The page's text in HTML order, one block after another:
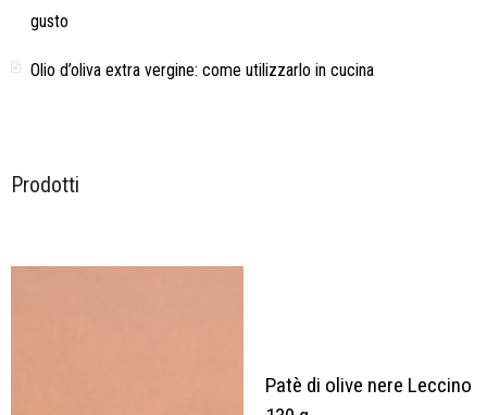
gusto
Olio d’oliva extra vergine: come utilizzarlo in cucina
Prodotti
Patè di olive nere Leccino